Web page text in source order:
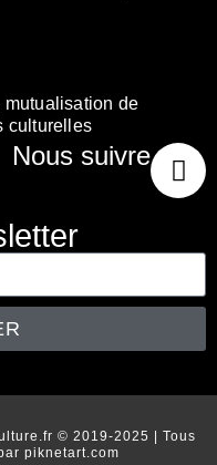
de
culturelles
Nous suivre
© 2019-2025 | Tous
piknetart.com